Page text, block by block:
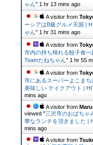
ゃん" 1 hr 13 mins ago
A visitor from
ーシアはB級グルメ天国 |
ゃん" 1 hr 31 mins ago
A visitor from
市内の持ち帰れる餃子食
Teamたねちゃん" 1 hr 55
A visitor from
市にあるスーパーよこまち
美味しい テイクアウト |
mins ago
A visitor from
viewed "三沢市のおばちゃ
華なランチを頂きました |
mins ago
A visitor from